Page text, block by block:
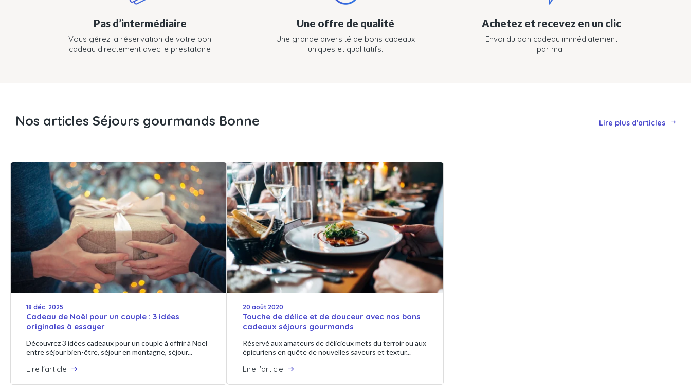
Pas d’intermédiaire
Vous gérez la réservation de votre bon
cadeau directement avec le prestataire
Une offre de qualité
Une grande diversité de bons cadeaux
uniques et qualitatifs.
Achetez et recevez en un clic
Envoi du bon cadeau immédiatement
par mail
Nos articles Séjours gourmands Bonne Lire plus d'articles
18 déc. 2025
Cadeau de Noël pour un couple : 3 idées
originales à essayer
Découvrez 3 idées cadeaux pour un couple à offrir à Noël
entre séjour bien-être, séjour en montagne, séjour...
Lire l'article
20 août 2020
Touche de délice et de douceur avec nos bons
cadeaux séjours gourmands
Réservé aux amateurs de délicieux mets du terroir ou aux
épicuriens en quête de nouvelles saveurs et textur...
Lire l'article